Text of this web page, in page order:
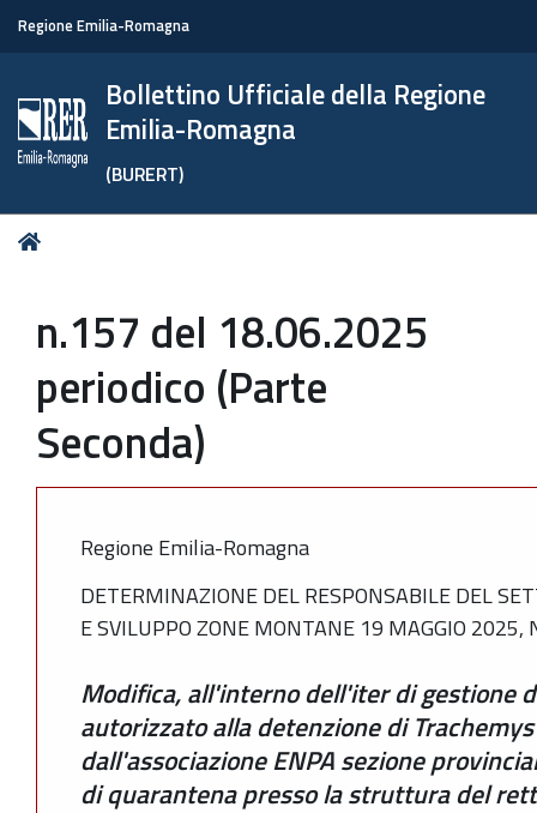
Regione Emilia-Romagna
Bollettino Ufficiale della Regione
Emilia-Romagna
(BURERT)
Tu
n.157 del 18.06.2025
periodico (Parte
Seconda)
Regione Emilia-Romagna
DETERMINAZIONE DEL RESPONSABILE DEL
E SVILUPPO ZONE MONTANE 19 MAGGIO 2025,
Modifica, all'interno dell'iter di gestione
autorizzato alla detenzione di
dall'associazione ENPA sezione
di quarantena presso la struttura del